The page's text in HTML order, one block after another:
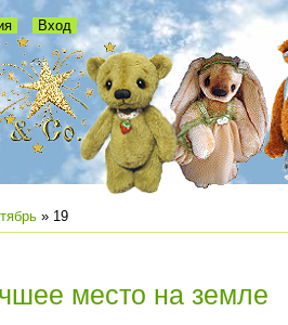
Вход
» 19
место на земле